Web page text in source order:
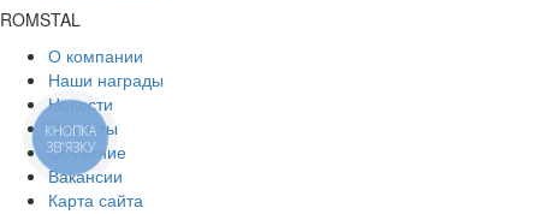
ROMSTAL
О компании
Наши награды
Новости
Объекты
Обучение
Вакансии
Карта сайта
КНОПКА
ЗВ'ЯЗКУ